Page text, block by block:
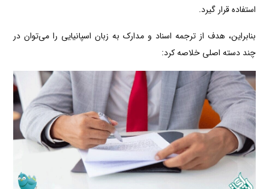
استفاده قرار گیرد.
بنابراین، هدف از ترجمه اسناد و مدارک به زبان اسپانیایی را می‌توان در
چند دسته اصلی خلاصه کرد: